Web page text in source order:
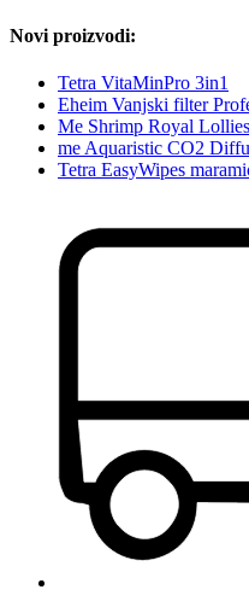
Novi proizvodi:
Tetra VitaMinPro 3in1
Eheim Vanjski filter
Me Shrimp Royal
me Aquaristic CO2
Tetra EasyWipes